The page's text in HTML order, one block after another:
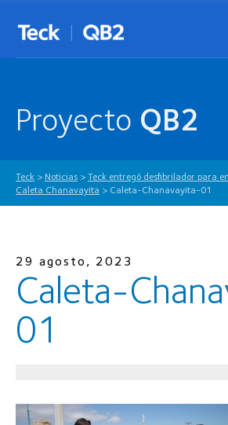
Proyecto QB2
Teck > Noticias > Teck entregó desfibrilador para
Caleta Chanavayita > Caleta-Chanavayita-01
29 agosto, 2023
Caleta-
01